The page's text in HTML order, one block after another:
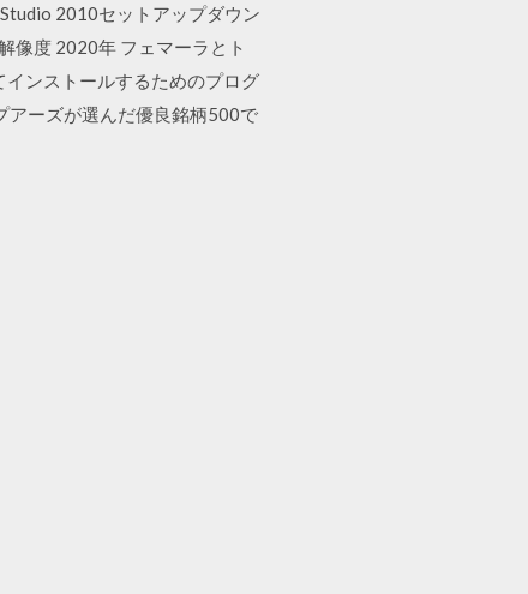
2010セットアップダウン
像度 2020年 フェマーラとト
ンストールするためのプログ
アーズが選んだ優良銘柄500で